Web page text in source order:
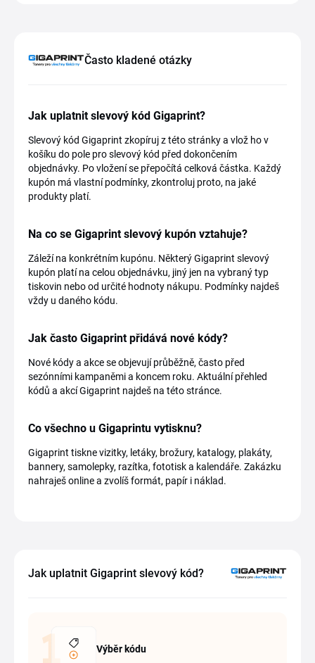
Často kladené otázky
Jak uplatnit slevový kód Gigaprint?
Slevový kód Gigaprint zkopíruj z této stránky a vlož ho v
košíku do pole pro slevový kód před dokončením
objednávky. Po vložení se přepočítá celková částka. Každý
kupón má vlastní podmínky, zkontroluj proto, na jaké
produkty platí.
Na co se Gigaprint slevový kupón vztahuje?
Záleží na konkrétním kupónu. Některý Gigaprint slevový
kupón platí na celou objednávku, jiný jen na vybraný typ
tiskovin nebo od určité hodnoty nákupu. Podmínky najdeš
vždy u daného kódu.
Jak často Gigaprint přidává nové kódy?
Nové kódy a akce se objevují průběžně, často před
sezónními kampaněmi a koncem roku. Aktuální přehled
kódů a akcí Gigaprint najdeš na této stránce.
Co všechno u Gigaprintu vytisknu?
Gigaprint tiskne vizitky, letáky, brožury, katalogy, plakáty,
bannery, samolepky, razítka, fototisk a kalendáře. Zakázku
nahraješ online a zvolíš formát, papír i náklad.
Jak uplatnit Gigaprint slevový kód?
Výběr kódu